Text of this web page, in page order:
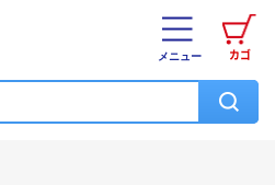
カゴ
メニュー